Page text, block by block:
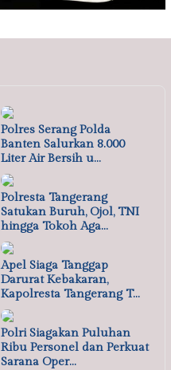
Polres Serang Polda
Banten Salurkan 8.000
Liter Air Bersih u…
Polresta Tangerang
Satukan Buruh, Ojol, TNI
hingga Tokoh Aga…
Apel Siaga Tanggap
Darurat Kebakaran,
Kapolresta Tangerang T…
Polri Siagakan Puluhan
Ribu Personel dan Perkuat
Sarana Oper…